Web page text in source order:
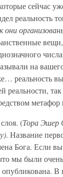
сейчас
реальность
они
на
реальность
реальности,
метафор
(Тора
. Название
Бога. Если
мы были
опубликована.